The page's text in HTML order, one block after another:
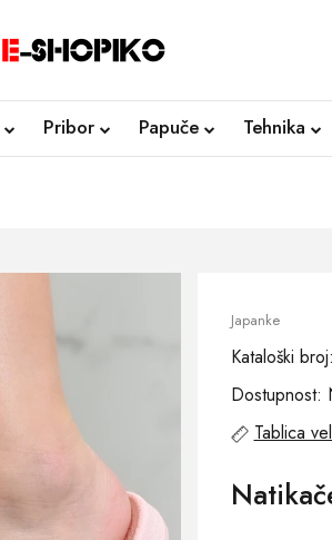
Pribor Papuče Tehnika
Japanke
Kataloški
Dostupnost:
Tablica